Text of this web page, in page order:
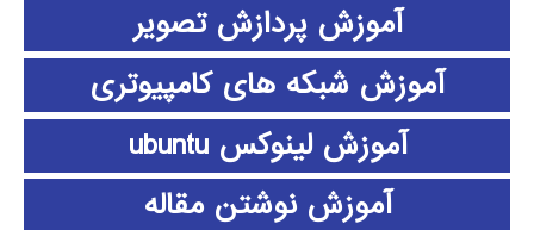
آموزش پردازش تصویر
آموزش شبکه های کامپیوتری
آموزش لینوکس ubuntu
آموزش نوشتن مقاله